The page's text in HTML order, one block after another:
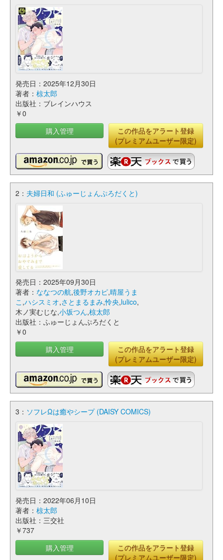
発売日：2025年12月30日
著者： 椋太郎
出版社：ブレインハウス
￥0
購入管理
この作品をアラート登録
(プレミアムユーザー限定)
2： 夫婦日和 (ふゅーじょんぷろだくと)
発売日：2025年09月30日
著者： ななつの航,後野オカピ,晴屋うま
こ ,ハシスミオ,さとまるまみ,怜央,lulico,
木ノ実むじな,小坂つん,椋太郎
出版社：ふゅーじょんぷろだくと
￥0
購入管理
この作品をアラート登録
(プレミアムユーザー限定)
3： ソフレΩは癒やシープ (DAISY COMICS)
発売日：2022年06月10日
著者： 椋太郎
出版社：三交社
￥737
購入管理
この作品をアラート登録
(プレミアムユーザー限定)